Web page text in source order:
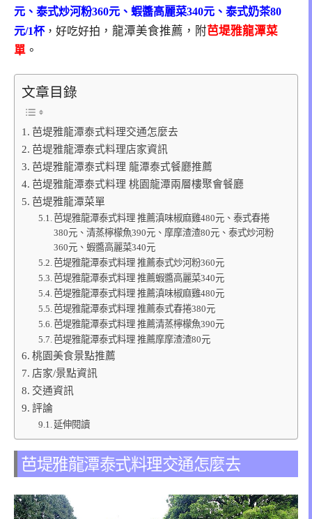
元、泰式炒河粉360元、蝦醬高麗菜340元、泰式奶茶80
元/1杯，好吃好拍 ，龍潭美食推薦，附芭堤雅龍潭菜
單 。
文章目錄
芭堤雅龍潭泰式料理交通怎麼去
芭堤雅龍潭泰式料理店家資訊
芭堤雅龍潭泰式料理 龍潭泰式餐廳推薦
芭堤雅龍潭泰式料理 桃園龍潭兩層樓聚會餐廳
芭堤雅龍潭菜單
芭堤雅龍潭泰式料理 推薦滇味椒麻雞480元、泰式春捲
380元、清蒸檸檬魚390元、摩摩渣渣80元、泰式炒河粉
360元、蝦醬高麗菜340元
芭堤雅龍潭泰式料理 推薦泰式炒河粉360元
芭堤雅龍潭泰式料理 推薦蝦醬高麗菜340元
芭堤雅龍潭泰式料理 推薦滇味椒麻雞480元
芭堤雅龍潭泰式料理 推薦泰式春捲380元
芭堤雅龍潭泰式料理 推薦清蒸檸檬魚390元
芭堤雅龍潭泰式料理 推薦摩摩渣渣80元
桃園美食景點推薦
店家/景點資訊
交通資訊
評論
延伸閱讀
芭堤雅龍潭泰式料理交通怎麼去